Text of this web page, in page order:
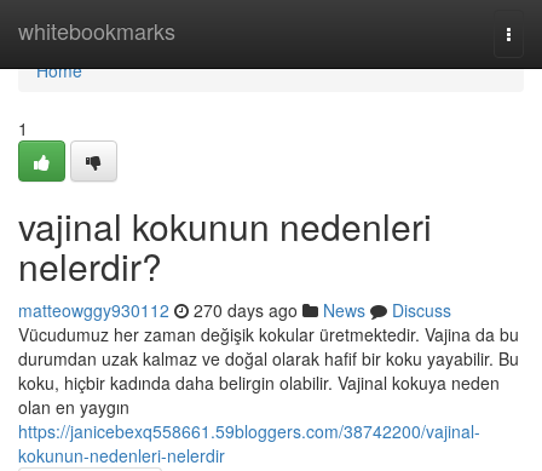
whitebookmarks
Home
Home
1
vajinal kokunun nedenleri
nelerdir?
matteowggy930112 270 days ago News
Discuss
Vücudumuz her zaman değişik kokular üretmektedir. Vajina da bu
durumdan uzak kalmaz ve doğal olarak hafif bir koku yayabilir. Bu
koku, hiçbir kadında daha belirgin olabilir. Vajinal kokuya neden
olan en yaygın
https://janicebexq558661.59bloggers.com/38742200/vajinal-
kokunun-nedenleri-nelerdir